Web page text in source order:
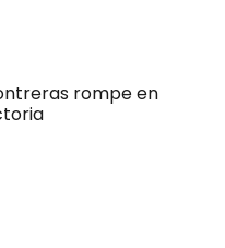
rompe en